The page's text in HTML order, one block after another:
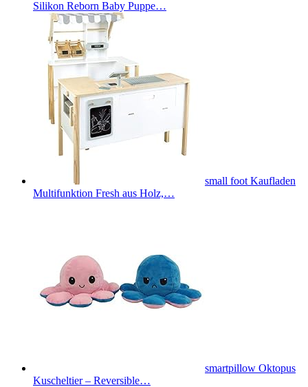
Silikon Reborn Baby Puppe…
small foot Kaufladen
Multifunktion Fresh aus Holz,…
smartpillow Oktopus
Kuscheltier – Reversible…